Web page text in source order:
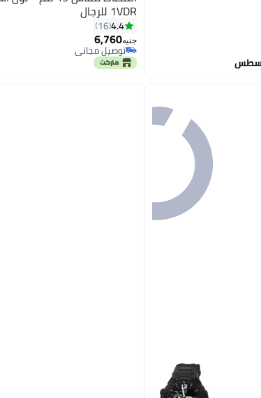
1VDR للرجال
4.4
16
جنيه6,760
توصيل مجاني
توصيل مجاني